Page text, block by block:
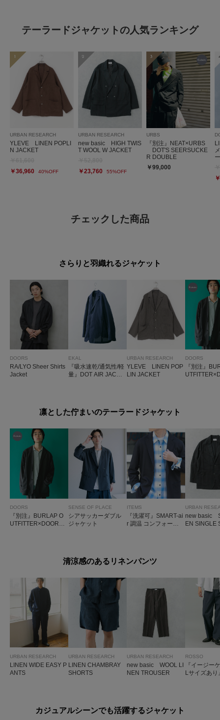
テーラードジャケットの人気ランキング
1
URBAN RESEARCH
YLEVE LINEN POPLI
N JACKET
￥36,960
40%OFF
2
URBAN RESEARCH
new basic HIGH TWIS
T WOOL W JACKET
￥23,760
55%OFF
3
URBS
『別注』NEAT×URBS
DOT'S SEERSUCKE
R DOUBLE
￥99,000
チェックした商品
さらりと羽織れるジャケット
DOORS
RA/LYO Sheer Shirts
Jacket
EKAL
『吸水速乾/通気性/軽
量』DOT AIR JACKE
URBAN RESEARCH
YLEVE LINEN POP
LIN JACKET
DOORS
『別注』
凛とした佇まいのテーラードジャケット
DOORS
『別注』BURLAP O
UTFITTER×DOORS
SENSE OF PLACE
シアサッカーダブル
ジャケット
ITEMS
『洗濯可』SMART-ai
r 調温 コンフォート
URBAN
new basic
EN SINGLE
清涼感のあるリネンパンツ
URBAN RESEARCH
LINEN WIDE EASY P
ANTS
URBAN RESEARCH
LINEN CHAMBRAY
SHORTS
URBAN RESEARCH
new basic WOOL LI
NEN TROUSER
ROSSO
『イージー
Lサイズあり
カジュアルシーンでも活躍するジャケット